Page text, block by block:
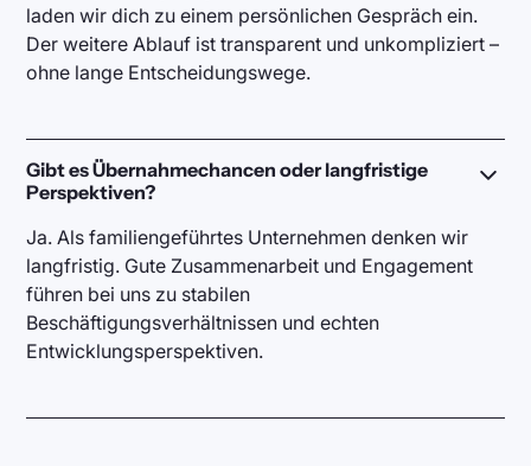
laden wir dich zu einem persönlichen Gespräch ein.
Der weitere Ablauf ist transparent und unkompliziert –
ohne lange Entscheidungswege.
Gibt es Übernahmechancen oder langfristige
Perspektiven?
Ja. Als familiengeführtes Unternehmen denken wir
langfristig. Gute Zusammenarbeit und Engagement
führen bei uns zu stabilen
Beschäftigungsverhältnissen und echten
Entwicklungsperspektiven.